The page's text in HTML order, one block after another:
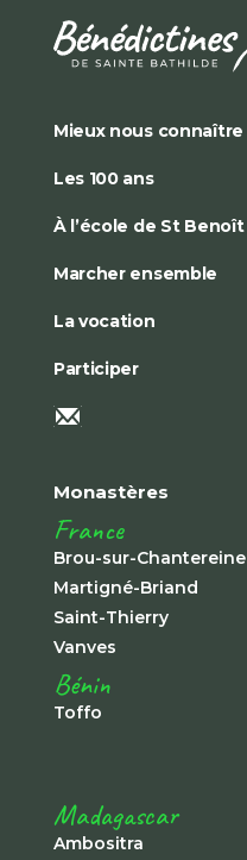
Mieux nous connaître
Les 100 ans
À l’école de St Benoît
Marcher ensemble
La vocation
Participer
Monastères
France
Brou-sur-Chantereine
Martigné-Briand
Saint-Thierry
Vanves
Bénin
Toffo
Madagascar
Ambositra